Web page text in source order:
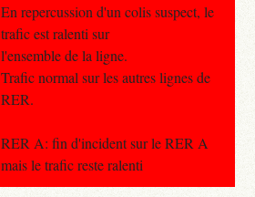
En repercussion d'un colis suspect, le
trafic est ralenti sur
l'ensemble de la ligne.
Trafic normal sur les autres lignes de
RER.
RER A: fin d'incident sur le RER A
mais le trafic reste ralenti